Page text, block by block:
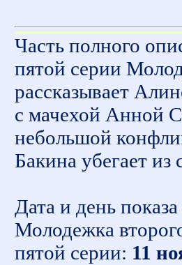
Часть полного
пятой серии
рассказывает
с мачехой Анной
небольшой
Бакина убегает из
Дата и день
Молодежка
пятой серии: 11